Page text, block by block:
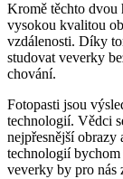
Kromě těchto dvou
vysokou kvalitou
vzdálenosti. Díky
studovat veverky
chování.
Fotopasti jsou
technologií. Vědci
nejpřesnější obrazy
technologií
veverky by pro nás